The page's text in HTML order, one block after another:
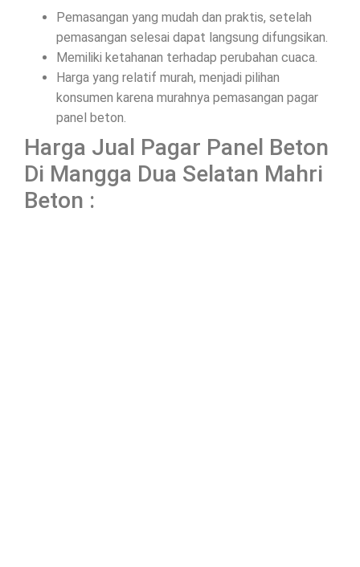
Pemasangan yang mudah dan praktis, setelah
pemasangan selesai dapat langsung difungsikan.
Memiliki ketahanan terhadap perubahan cuaca.
Harga yang relatif murah, menjadi pilihan
konsumen karena murahnya pemasangan pagar
panel beton.
Harga Jual Pagar Panel Beton
Di Mangga Dua Selatan Mahri
Beton :